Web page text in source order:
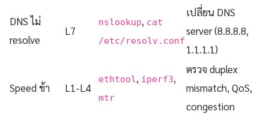
DNS ไม่
resolve
L7
nslookup, cat
/etc/resolv.conf
เปลี่ยน DNS
server (8.8.8.8,
1.1.1.1)
Speed ช้า L1-L4
ethtool , iperf3,
mtr
ตรวจ duplex
mismatch, QoS,
congestion